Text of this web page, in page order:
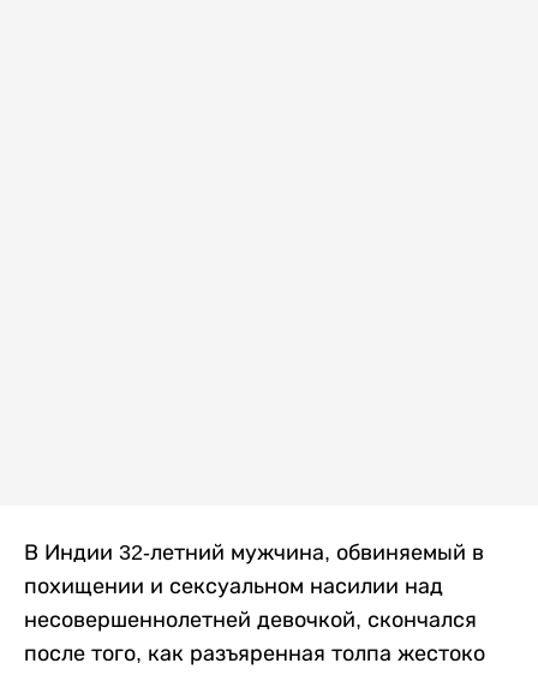
В Индии 32-летний мужчина, обвиняемый в
похищении и сексуальном насилии над
несовершеннолетней девочкой, скончался
после того, как разъяренная толпа жестоко